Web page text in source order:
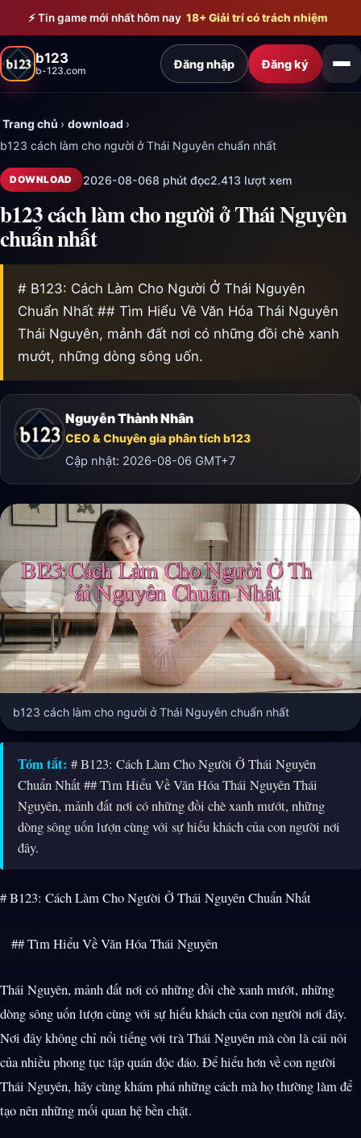
Bỏ qua đến nội dung chính
⚡ Tin game mới nhất hôm nay 18+ Giải trí có trách nhiệm
b123
b-123.com Đăng nhập Đăng ký
Trang chủ › download ›
b123 cách làm cho người ở Thái Nguyên chuẩn nhất
DOWNLOAD 2026-08-068 phút đọc2.413 lượt xem
b123 cách làm cho người ở Thái Nguyên
chuẩn nhất
# B123: Cách Làm Cho Người Ở Thái Nguyên
Chuẩn Nhất ## Tìm Hiểu Về Văn Hóa Thái Nguyên
Thái Nguyên, mảnh đất nơi có những đồi chè xanh
mướt, những dòng sông uốn.
Nguyễn Thành Nhân
CEO & Chuyên gia phân tích b123
Cập nhật: 2026-08-06 GMT+7
b123 cách làm cho người ở Thái Nguyên chuẩn nhất
Tóm tắt: # B123: Cách Làm Cho Người Ở Thái Nguyên
Chuẩn Nhất ## Tìm Hiểu Về Văn Hóa Thái Nguyên Thái
Nguyên, mảnh đất nơi có những đồi chè xanh mướt, những
dòng sông uốn lượn cùng với sự hiếu khách của con người nơi
đây.
# B123: Cách Làm Cho Người Ở Thái Nguyên Chuẩn Nhất
## Tìm Hiểu Về Văn Hóa Thái Nguyên
Thái Nguyên, mảnh đất nơi có những đồi chè xanh mướt, những
dòng sông uốn lượn cùng với sự hiếu khách của con người nơi đây.
Nơi đây không chỉ nổi tiếng với trà Thái Nguyên mà còn là cái nôi
của nhiều phong tục tập quán độc đáo. Để hiểu hơn về con người
Thái Nguyên, hãy cùng khám phá những cách mà họ thường làm để
tạo nên những mối quan hệ bền chặt.